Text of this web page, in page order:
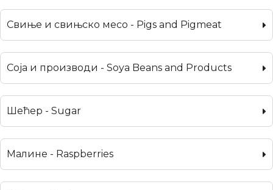
Свиње и свињско месо - Pigs and Pigmeat
Соја и производи - Soya Beans and Products
Шећер - Sugar
Малине - Raspberries